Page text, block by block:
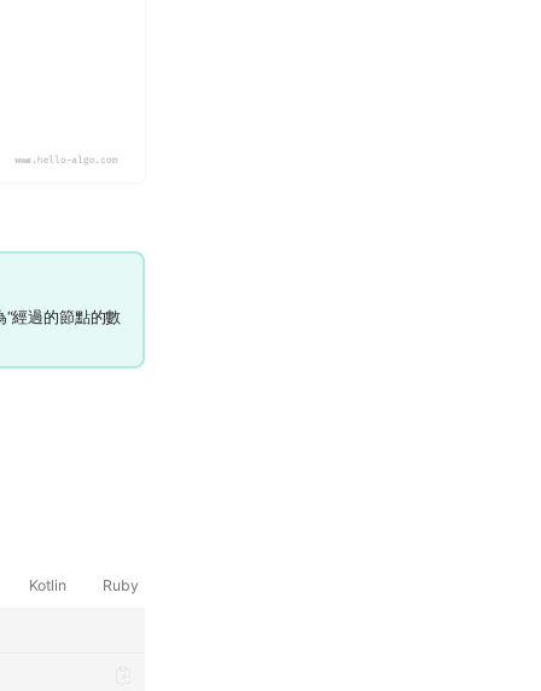
“經過的節點的數
Kotlin Ruby